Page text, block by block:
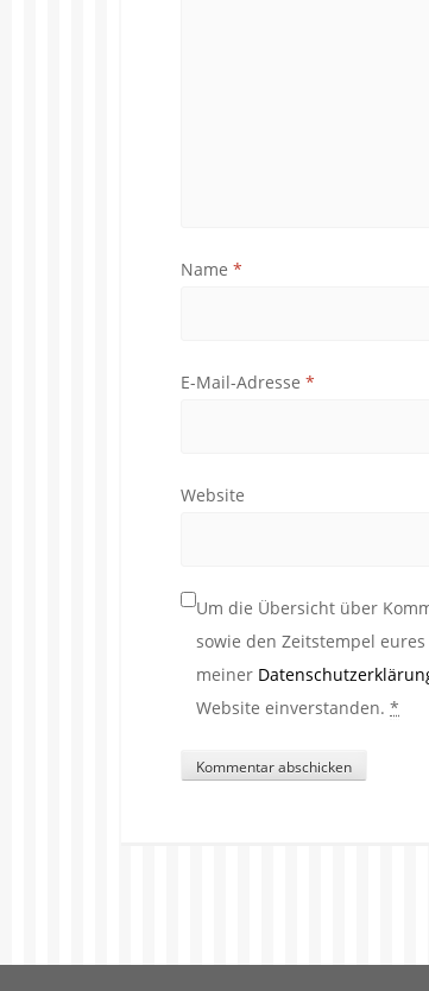
Name *
E-Mail-Adresse *
Website
Um die Übersicht über
sowie den Zeitstempel
meiner
Website einverstanden. *